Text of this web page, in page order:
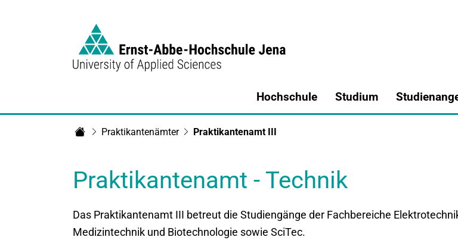
Hochschule Studium
Praktikantenämter Praktikantenamt III
Praktikantenamt - Technik
Das Praktikantenamt III betreut die Studiengänge der Fachbereiche
Medizintechnik und Biotechnologie sowie SciTec.